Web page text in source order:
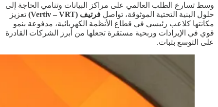
وسط تسارع الطلب العالمي على مراكز البيانات وتنامي الحاجة إلى
حلول البنية التحتية الموثوقة، تواصل فرتيف (Vertiv – VRT)
تعزيز
مكانتها كلاعب رئيسي في قطاع الأنظمة الكهربائية، مدفوعة بنمو
قوي في الإيرادات وربحية مستقرة تجعلها من أبرز الشركات القادرة
على التوسع بثبات.